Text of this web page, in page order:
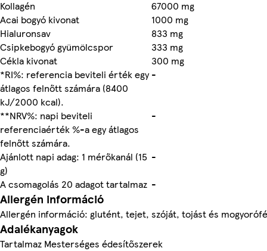
Kollagén
67000 mg
Acai bogyó kivonat
1000 mg
Hialuronsav
833 mg
Csipkebogyó gyümölcspor
333 mg
Cékla kivonat
300 mg
*RI%: referencia beviteli érték egy
átlagos felnőtt számára (8400
kJ/2000 kcal).
-
**NRV%: napi beviteli
referenciaérték %-a egy átlagos
felnőtt számára.
-
Ajánlott napi adag: 1 mérőkanál (15
g)
-
A csomagolás 20 adagot tartalmaz -
Allergén információ
Allergén információ: glutént, tejet, szóját, tojást és
Adalékanyagok
Tartalmaz Mesterséges édesítőszerek